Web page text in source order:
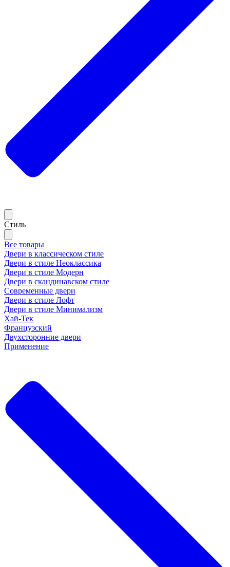
Стиль
Все товары
Двери в классическом стиле
Двери в стиле Неоклассика
Двери в стиле Модерн
Двери в скандинавском стиле
Современные двери
Двери в стиле Лофт
Двери в стиле Минимализм
Хай-Тек
Французский
Двухсторонние двери
Применение